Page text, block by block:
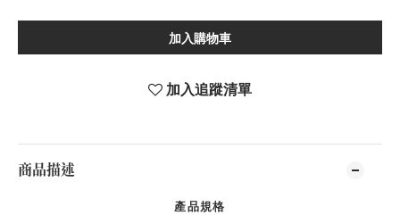
加入購物車
加入追蹤清單
商品描述
產品規格